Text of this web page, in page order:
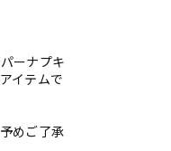
ーナプキ
イテムで
めご了承